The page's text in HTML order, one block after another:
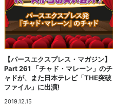
【パースエクスプレス・マガジン】
Part 261 「チャド・マレーン」のチ
ャドが、また日本テレビ「THE突破
ファイル」に出演!
2019.12.15